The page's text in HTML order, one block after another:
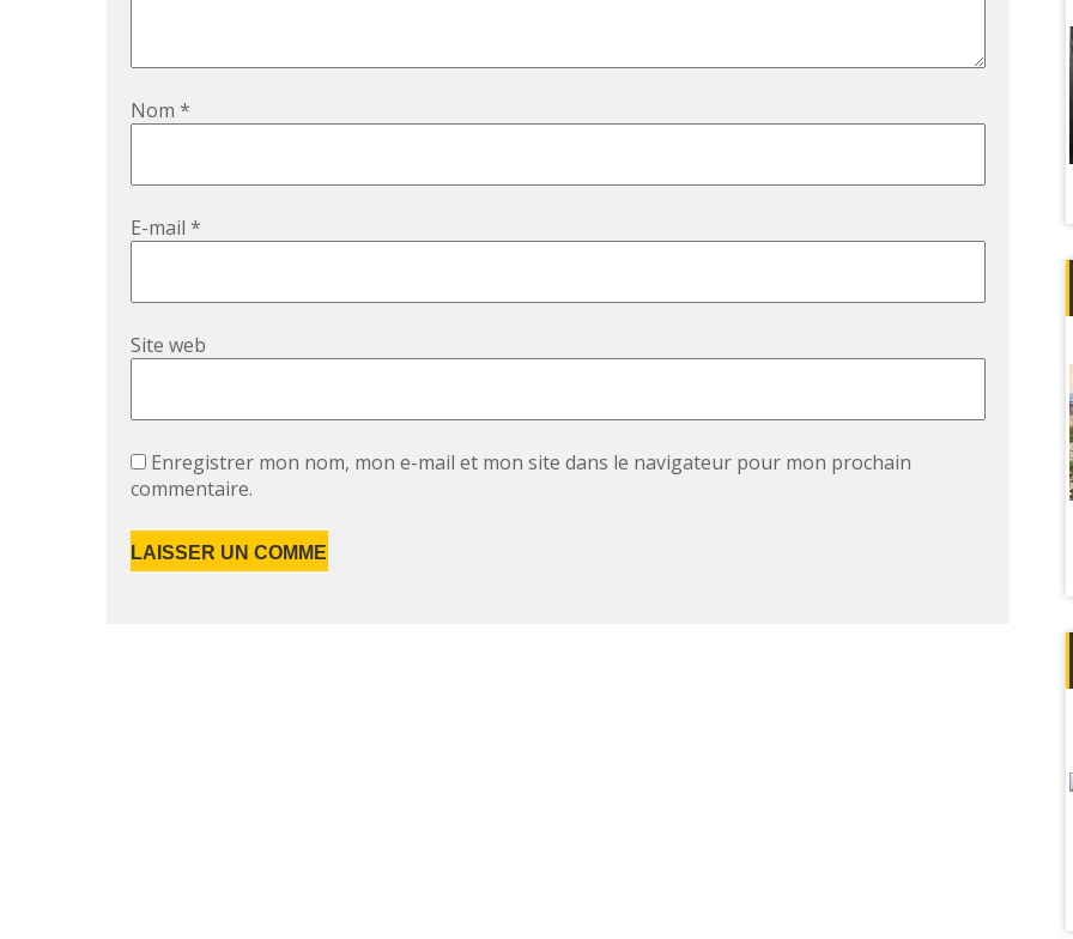
Nom *
E-mail *
Site web
Enregistrer mon nom, mon e-mail et mon site dans le navigateur pour mon prochain
commentaire.